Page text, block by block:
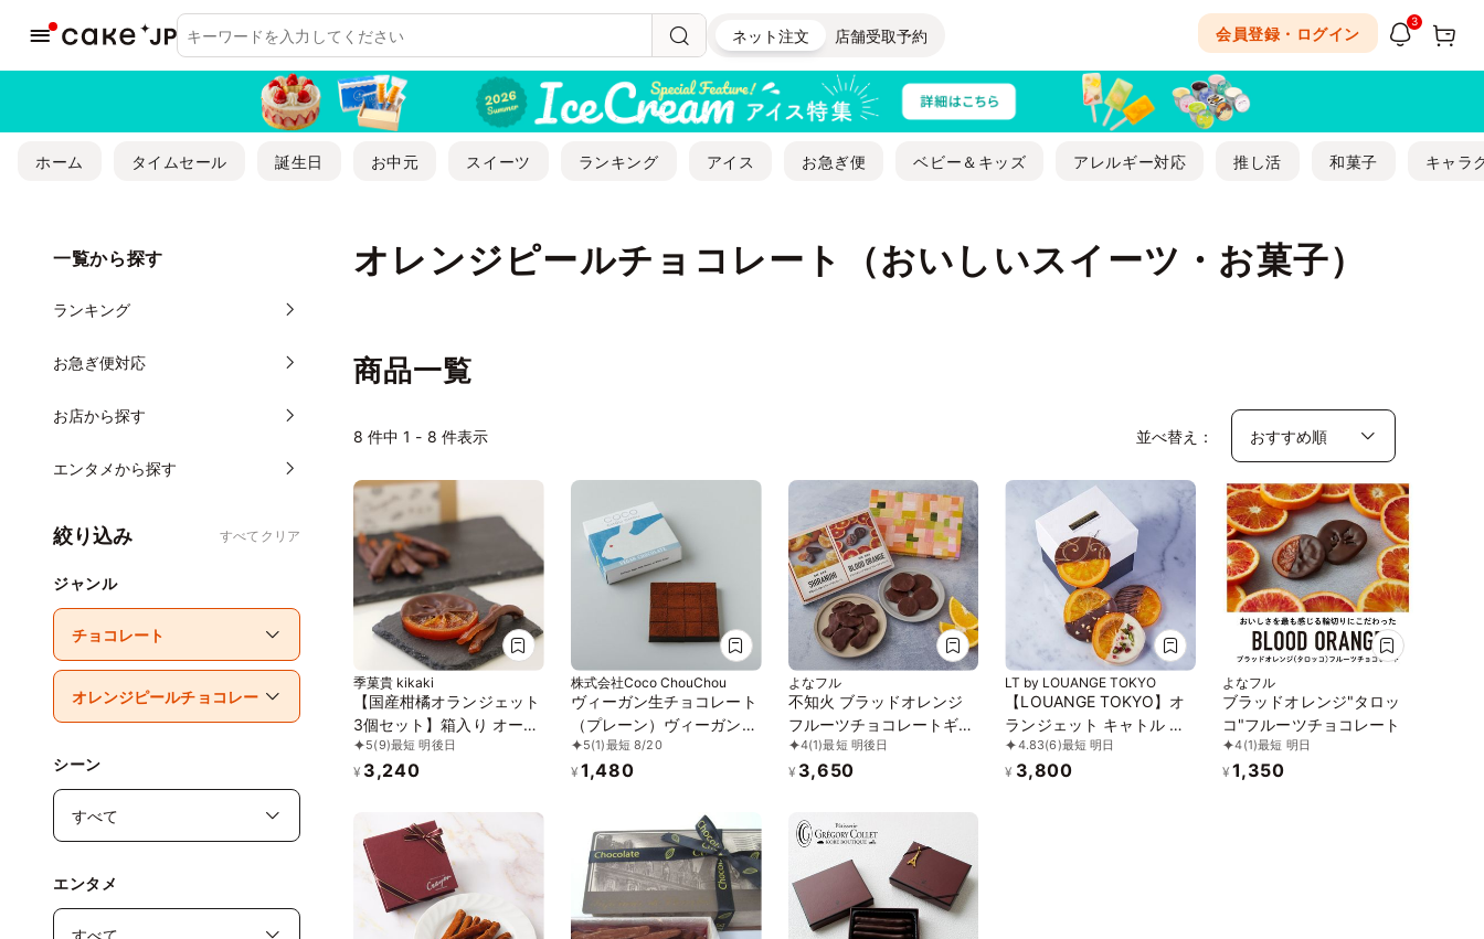
ネット注文 店舗受取予約 会員登録・ログイン
3
ホーム タイムセール 誕生日 お中元 スイーツ ランキング アイス お急ぎ便 ベビー＆キッズ アレルギー対応 推し活 和菓子 キャラ
オレンジピールチョコレート（おいしいスイーツ・お菓子）
一覧から探す
ランキング
お急ぎ便対応
お店から探す
エンタメから探す
絞り込み すべてクリア
ジャンル
シーン
エンタメ
商品一覧
8 件中 1 - 8 件表示 並べ替え：
季菓貴 kikaki
【国産柑橘オランジェット
3個セット】箱入り オーガ
ニック・グルテンフリー・
添加物不使用・動物性食品
5(9)最短 明後日
¥ 3,240
株式会社Coco ChouChou
ヴィーガン生チョコレート
（プレーン）ヴィーガン
グルテンフリー 白砂糖不
使用
5(1)最短 8/20
¥ 1,480
よなフル
不知火 ブラッドオレンジ
フルーツチョコレートギフ
トセット｜国産 植物油脂
不使用カカオ60％ダーク
暮 クリスマス ホワイトデ
ー
4(1)最短 明後日
¥ 3,650
LT by LOUANGE TOKYO
【LOUANGE TOKYO】オ
ランジェット キャトル お
中元2026
4.83(6)最短 明日
¥ 3,800
よなフル
ブラッドオレンジ"タロッ
コ"フルーツチョコレート
4(1)最短 明日
¥ 1,350